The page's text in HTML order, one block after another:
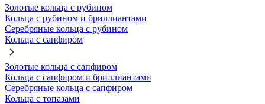
Золотые кольца с рубином
Кольца с рубином и бриллиантами
Серебряные кольца с рубином
Кольца с сапфиром
Золотые кольца с сапфиром
Кольца с сапфиром и бриллиантами
Серебряные кольца с сапфиром
Кольца с топазами